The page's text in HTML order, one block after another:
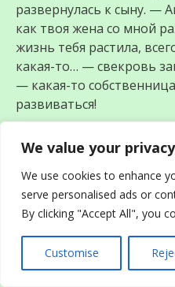
We value your privacy
We use cookies to enhance
serve personalised ads or
By clicking "Accept All", you
Customise
развернулась к сыну.
как твоя жена со мной
жизнь тебя растила,
какая-то… — свекровь
— какая-то
развиваться!
Наталья стояла у окна,
стекле. Странно, но
собственное лицо
жестким, решительным.
видела себя раньше.
— Лариса Николаевна,
разворачиваясь лицом